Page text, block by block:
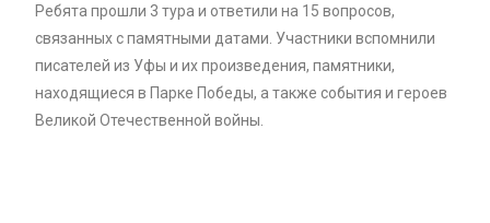
Ребята прошли 3 тура и ответили на 15 вопросов,
связанных с памятными датами. Участники вспомнили
писателей из Уфы и их произведения, памятники,
находящиеся в Парке Победы, а также события и героев
Великой Отечественной войны.